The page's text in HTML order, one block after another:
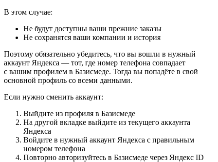
В этом случае:
Не будут доступны ваши прежние заказы
Не сохранятся ваши компании и история
Поэтому обязательно убедитесь, что вы вошли в нужный
аккаунт Яндекса — тот, где номер телефона совпадает
с вашим профилем в Базисмеде. Тогда вы попадёте в свой
основной профиль со всеми данными.
Если нужно сменить аккаунт:
Выйдите из профиля в Базисмеде
На другой вкладке выйдите из текущего аккаунта
Яндекса
Войдите в нужный аккаунт Яндекса с правильным
номером телефона
Повторно авторизуйтесь в Базисмеде через Яндекс ID